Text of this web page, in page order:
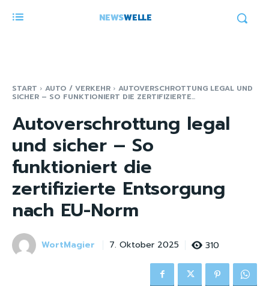
NEWSWELLE
START AUTO / VERKEHR AUTOVERSCHROTTUNG LEGAL UND
SICHER – SO FUNKTIONIERT DIE ZERTIFIZIERTE...
Autoverschrottung legal
und sicher – So
funktioniert die
zertifizierte Entsorgung
nach EU-Norm
WortMagier 7. Oktober 2025 310